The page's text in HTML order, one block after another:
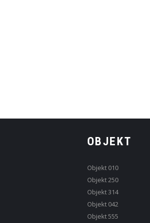
OBJEKT
Objekt 010
Objekt 250
Objekt 314
Objekt 042
Objekt 555